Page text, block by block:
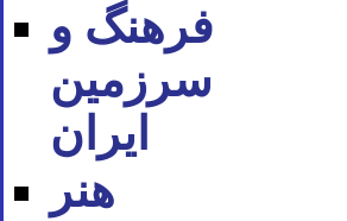
فرهنگ و
سرزمین
ایران
هنر